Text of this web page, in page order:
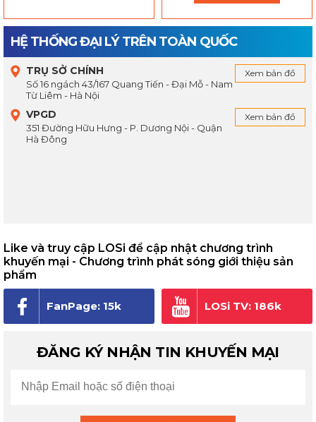
HỆ THỐNG ĐẠI LÝ TRÊN TOÀN QUỐC
Xem bản đồ
TRỤ SỞ CHÍNH
Số 16 ngách 43/167 Quang Tiến - Đại Mỗ - Nam
Từ Liêm - Hà Nội
Xem bản đồ
VPGD
351 Đường Hữu Hưng - P. Dương Nội - Quận
Hà Đông
Like và truy cập LOSi để cập nhật chương trình
khuyến mại - Chương trình phát sóng giới thiệu sản
phẩm
FanPage: 15k
người theo dõi
LOSi TV: 186k
ĐĂNG KÝ NHẬN TIN KHUYẾN MẠI